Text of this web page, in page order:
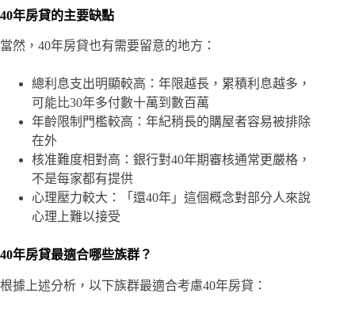
40年房貸的主要缺點
當然，40年房貸也有需要留意的地方：
總利息支出明顯較高：年限越長，累積利息越多，
可能比30年多付數十萬到數百萬
年齡限制門檻較高：年紀稍長的購屋者容易被排除
在外
核准難度相對高：銀行對40年期審核通常更嚴格，
不是每家都有提供
心理壓力較大：「還40年」這個概念對部分人來說
心理上難以接受
40年房貸最適合哪些族群？
根據上述分析，以下族群最適合考慮40年房貸：